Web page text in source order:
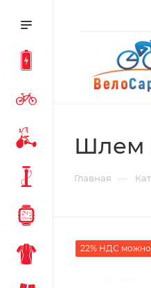
Шлем
Главная —
22% НДС